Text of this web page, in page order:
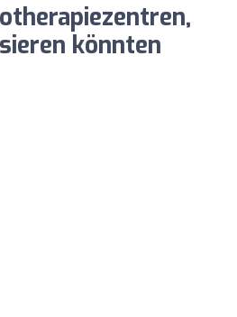
könnten